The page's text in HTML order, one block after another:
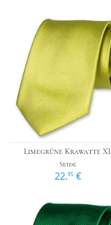
Limegrüne Krawatte XL
Seide
22.95 €